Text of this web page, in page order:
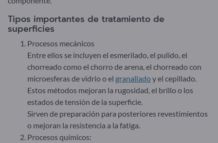
Tipos importantes de tratamiento de
superficies
Procesos mecánicos
Entre ellos se incluyen el esmerilado, el pulido, el
chorreado como el chorro de arena, el chorreado con
microesferas de vidrio o el granalladoy el cepillado.
Estos métodos mejoran la rugosidad, el brillo o los
estados de tensión de la superficie.
Sirven de preparación para posteriores revestimientos
o mejoran la resistencia a la fatiga.
Procesos químicos: